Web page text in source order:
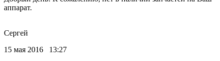
аппарат.
Сергей
15 мая 2016 13:27